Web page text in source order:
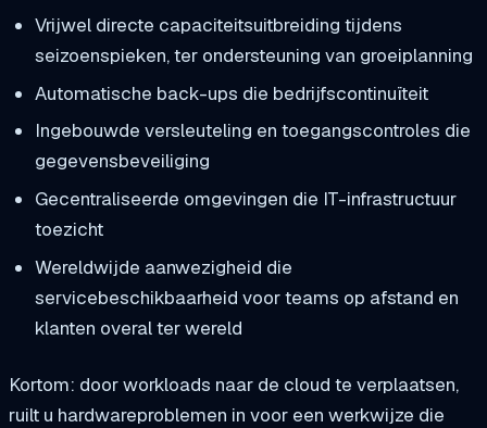
Vrijwel directe capaciteitsuitbreiding tijdens
seizoenspieken, ter ondersteuning van groeiplanning
Automatische back-ups die bedrijfscontinuïteit
Ingebouwde versleuteling en toegangscontroles die
gegevensbeveiliging
Gecentraliseerde omgevingen die IT-infrastructuur
toezicht
Wereldwijde aanwezigheid die
servicebeschikbaarheid voor teams op afstand en
klanten overal ter wereld
Kortom: door workloads naar de cloud te verplaatsen,
ruilt u hardwareproblemen in voor een werkwijze die